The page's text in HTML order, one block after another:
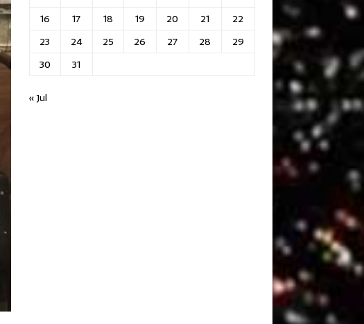
16
17 18 19 20 21
22
23
24 25 26 27 28
29
30
31
« Jul